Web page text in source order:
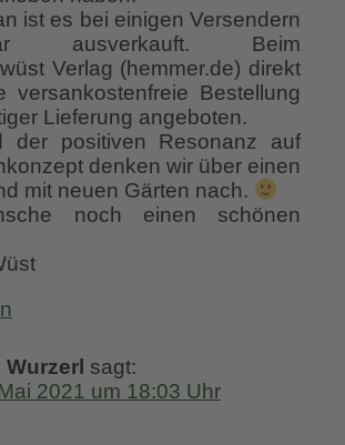
ist es bei einigen Versendern
ausverkauft. Beim
Verlag (hemmer.de) direkt
versankostenfreie Bestellung
Lieferung angeboten.
der positiven Resonanz auf
denken wir über einen
mit neuen Gärten nach.
noch einen schönen
Wurzerl sagt:
2021 um 18:03 Uhr